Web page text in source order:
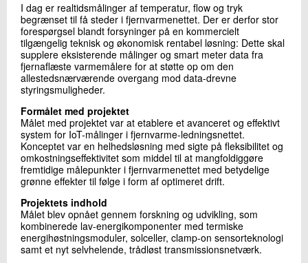
Send
I dag er realtidsmålinger af temperatur, flow og tryk
begrænset til få steder i fjernvarmenettet. Der er derfor stor
forespørgsel blandt forsyninger på en kommercielt
tilgængelig teknisk og økonomisk rentabel løsning: Dette skal
supplere eksisterende målinger og smart meter data fra
fjernaflæste varmemålere for at støtte op om den
allestedsnærværende overgang mod data-drevne
styringsmuligheder.
Formålet med projektet
Målet med projektet var at etablere et avanceret og effektivt
system for IoT-målinger i fjernvarme-ledningsnettet.
Konceptet var en helhedsløsning med sigte på fleksibilitet og
omkostningseffektivitet som middel til at mangfoldiggøre
fremtidige målepunkter i fjernvarmenettet med betydelige
grønne effekter til følge i form af optimeret drift.
Projektets indhold
Målet blev opnået gennem forskning og udvikling, som
kombinerede lav-energikomponenter med termiske
energihøstningsmoduler, solceller, clamp-on sensorteknologi
samt et nyt selvhelende, trådløst transmissionsnetværk.